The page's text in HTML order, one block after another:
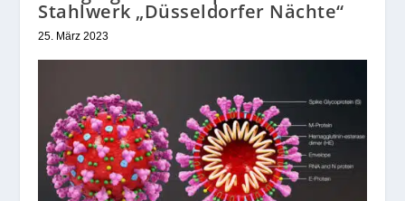
Stahlwerk „Düsseldorfer Nächte“
25. März 2023